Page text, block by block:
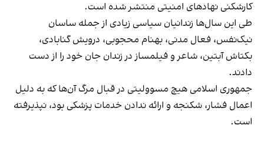
کارشکنی نهادهای امنیتی منتشر شده است.
طی این سال‌ها زندانیان سیاسی زیادی از جمله ساسان
نیک‌نفس، فعال مدنی، بهنام محجوبی، درویش گنابادی،
بکتاش آبتین، شاعر و فیلمساز در زندان جان خود را از دست
دادند.
جمهوری اسلامی هیچ مسوولیتی در قبال مرگ آن‌ها که به دلیل
اعمال فشار، شکنجه و ارائه ندادن خدمات پزشکی بود، نپذیرفته
است.